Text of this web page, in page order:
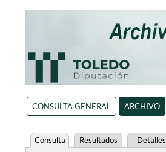
CONSULTA GENERAL ARCHIVO
Consulta Resultados Detalles